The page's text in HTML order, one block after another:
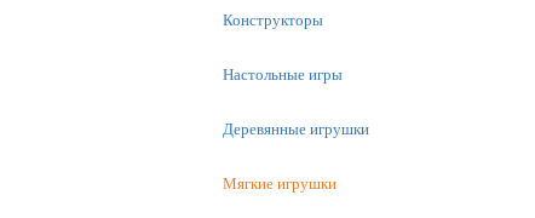
Конструкторы
Настольные игры
Деревянные игрушки
Мягкие игрушки